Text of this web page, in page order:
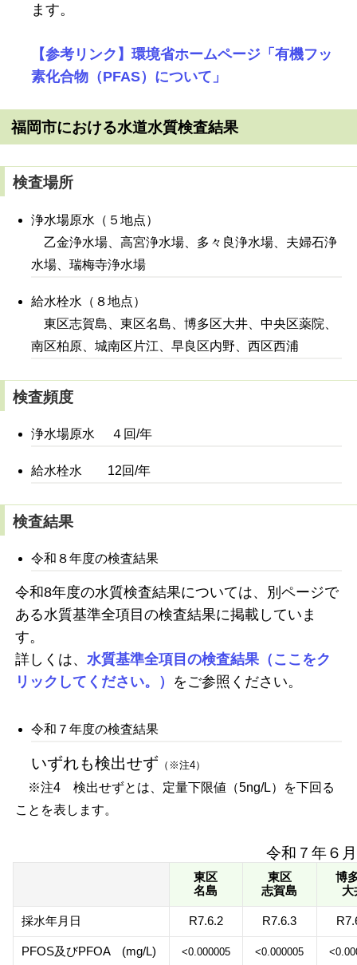
ます。
【参考リンク】環境省ホームページ「有機フッ
素化合物（PFAS）について」
福岡市における水道水質検査結果
検査場所
浄水場原水（５地点）
乙金浄水場、高宮浄水場、多々良浄水場、夫婦石浄
水場、瑞梅寺浄水場
給水栓水（８地点）
東区志賀島、東区名島、博多区大井、中央区薬院、
南区柏原、城南区片江、早良区内野、西区西浦
検査頻度
浄水場原水 ４回/年
給水栓水 12回/年
検査結果
令和８年度の検査結果
令和8年度の水質検査結果については、別ページで
ある水質基準全項目の検査結果に掲載していま
す。
詳しくは、 水質基準全項目の検査結果（ここをク
リックしてください。）
をご参照ください。
令和７年度の検査結果
いずれも検出せず （※注4）
※注4 検出せずとは、定量下限値（5ng/L）を下回る
ことを表します。
令和７年６
東区
名島
東区
志賀島
博
大
採水年月日 R7.6.2 R7.6.3
PFOS及びPFOA (mg/L) <0.000005 <0.000005